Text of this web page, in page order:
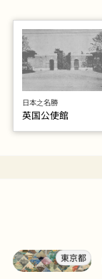
日本之名勝
英国公使館
東京都